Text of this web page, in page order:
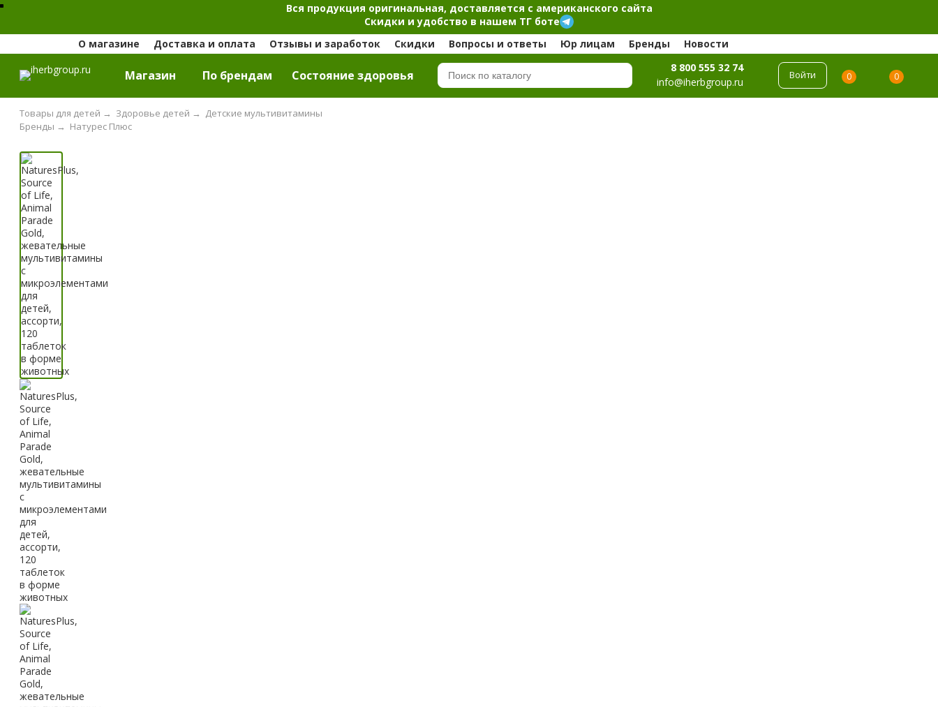
Вся продукция оригинальная, доставляется с американского сайта
Скидки и удобство в нашем ТГ боте
О магазине
Доставка и оплата Отзывы и заработок Скидки Вопросы и ответы Юр лицам Бренды Новости
Магазин По брендам Cостояние здоровья
8 800 555 32 74
info@iherbgroup.ru
Войти 0 0
Товары для детей → Здоровье детей → Детские мультивитамины
Натурес Плюс
Бренды →